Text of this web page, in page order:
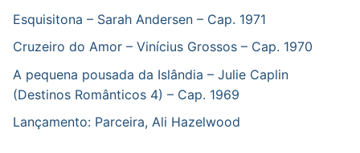
Esquisitona – Sarah Andersen – Cap. 1971
Cruzeiro do Amor – Vinícius Grossos – Cap. 1970
A pequena pousada da Islândia – Julie Caplin
(Destinos Românticos 4) – Cap. 1969
Lançamento: Parceira, Ali Hazelwood